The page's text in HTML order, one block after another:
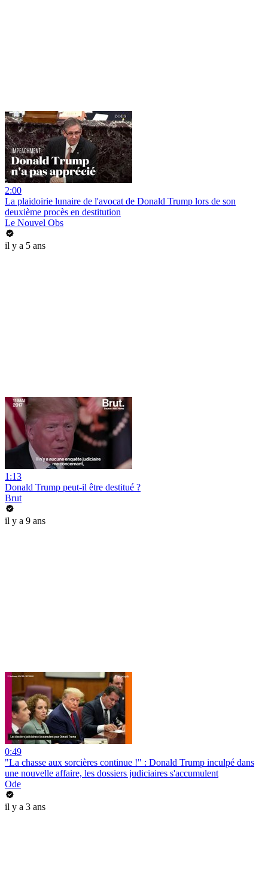
2:00
La plaidoirie lunaire de l'avocat de Donald Trump lors de son
deuxième procès en destitution
Le Nouvel Obs
il y a 5 ans
1:13
Donald Trump peut-il être destitué ?
Brut
il y a 9 ans
0:49
"La chasse aux sorcières continue !" : Donald Trump inculpé dans
une nouvelle affaire, les dossiers judiciaires s'accumulent
Ode
il y a 3 ans